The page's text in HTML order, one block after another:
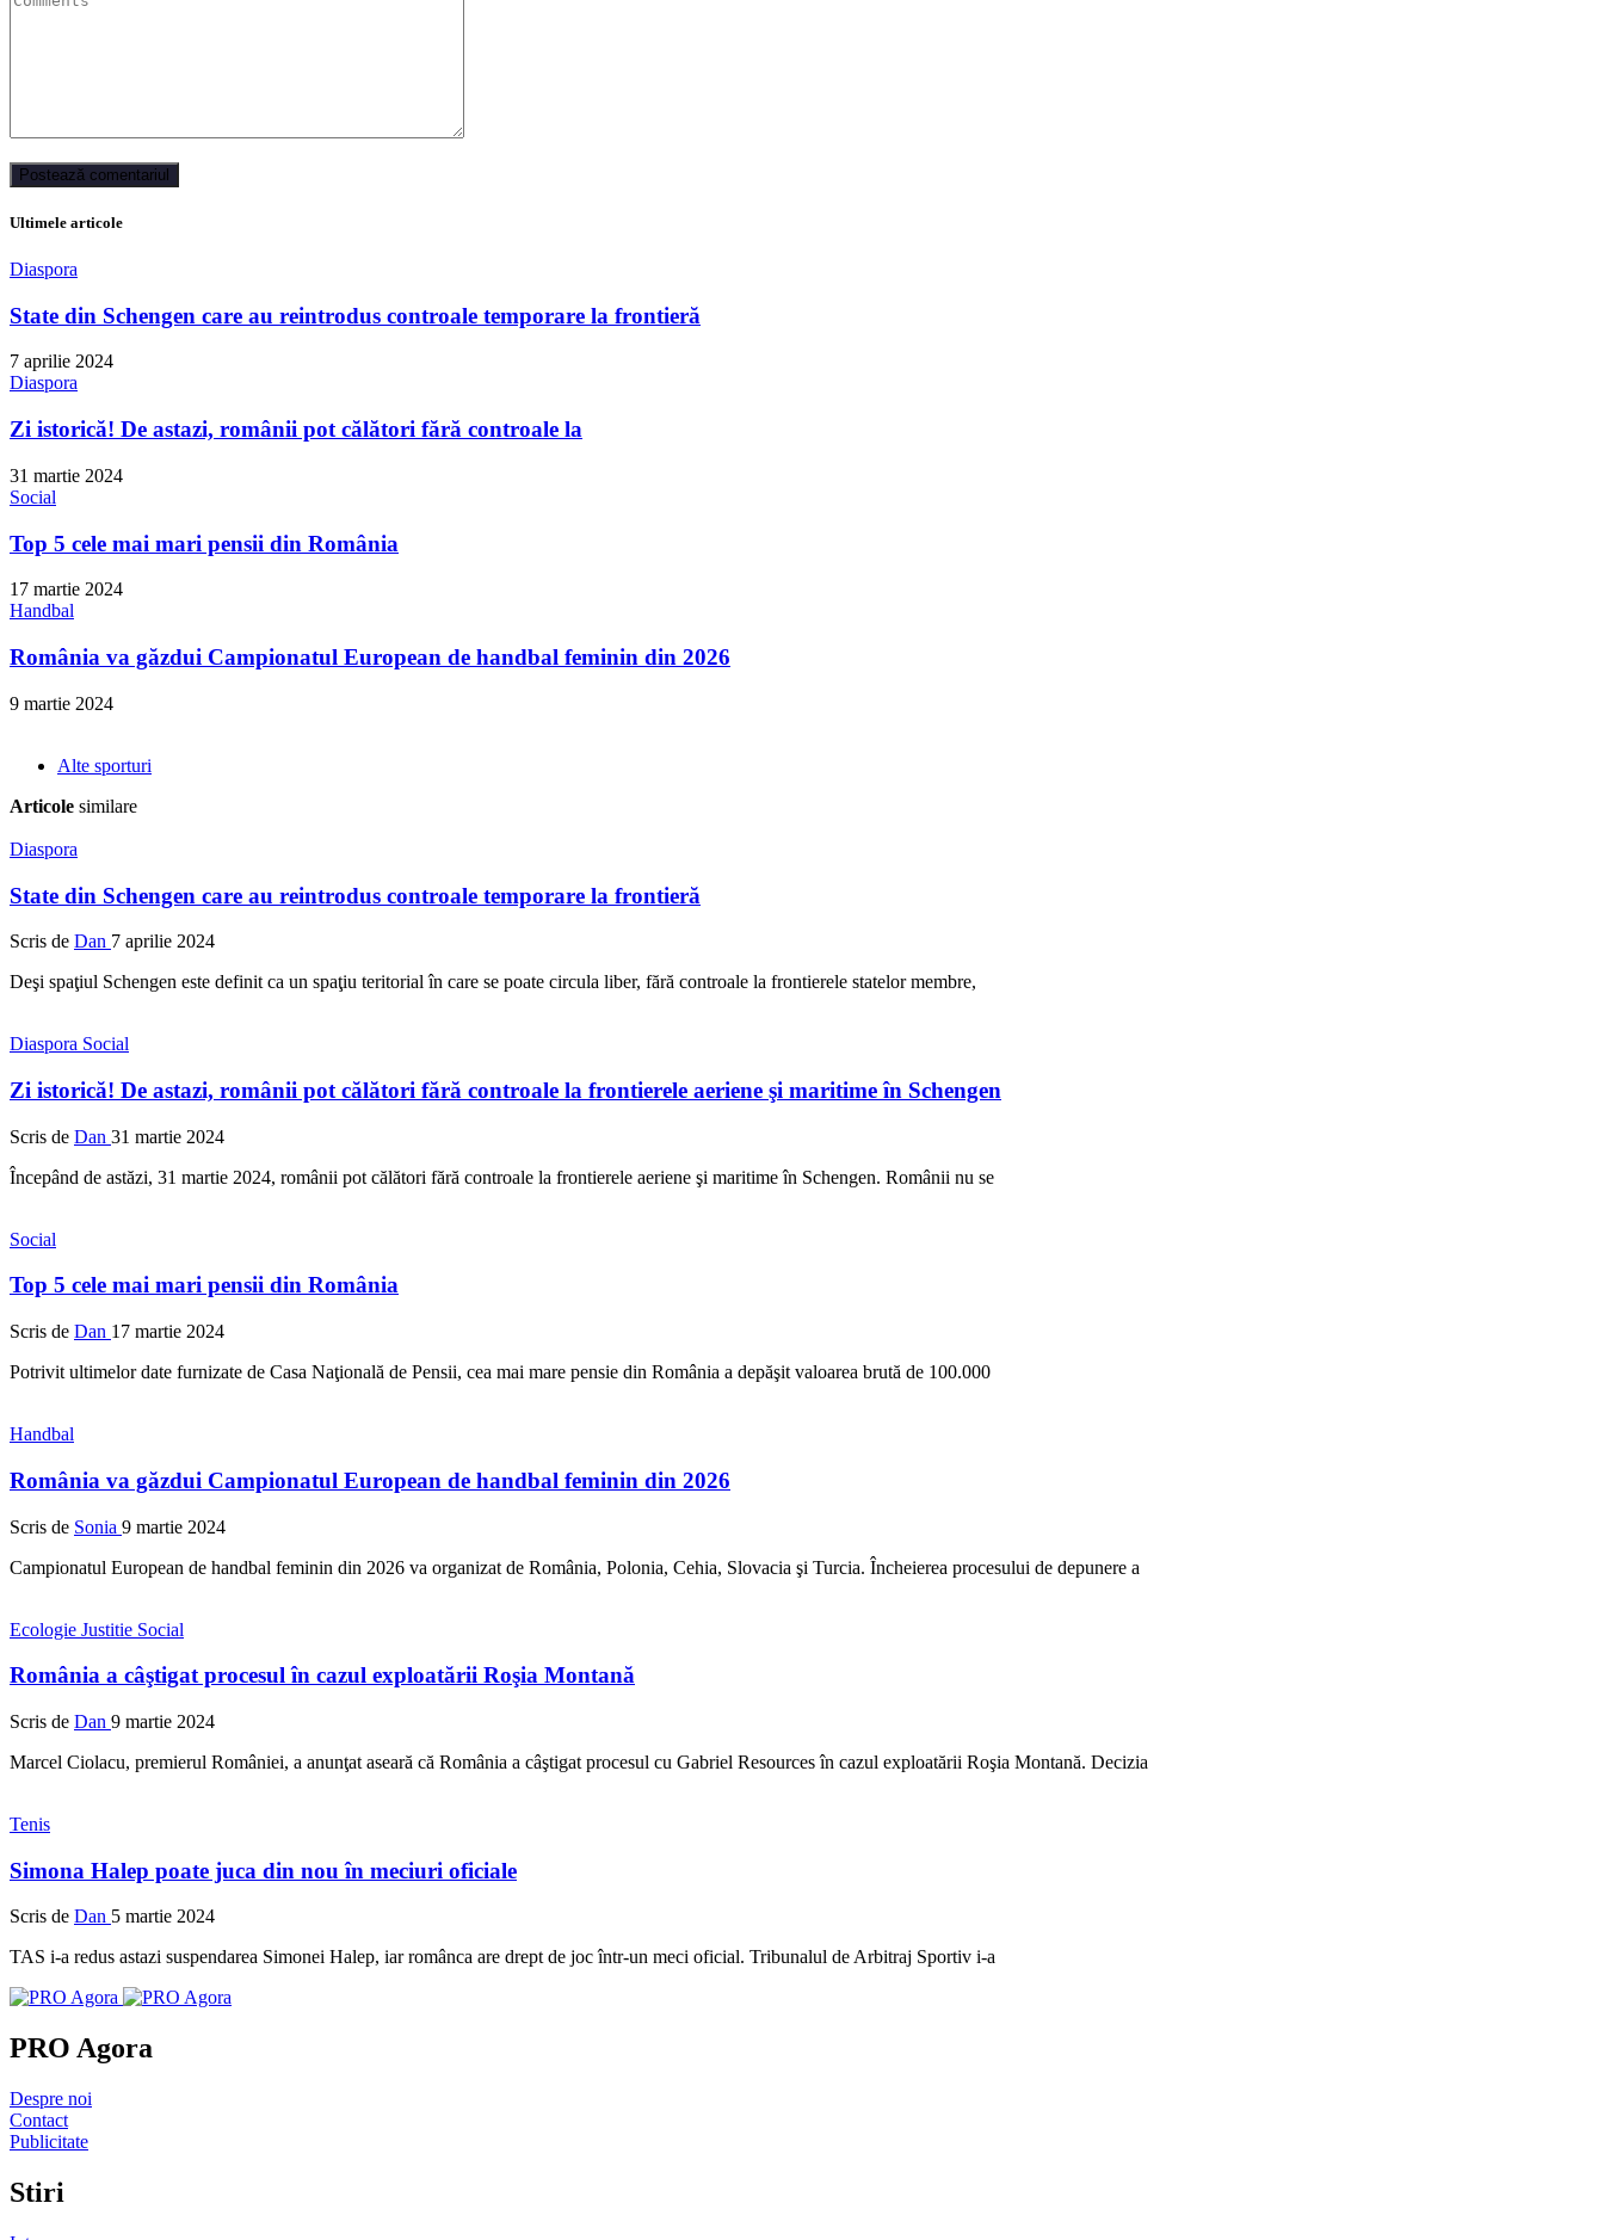
Ultimele articole
Diaspora
State din Schengen care au reintrodus controale temporare la frontieră
7 aprilie 2024
Diaspora
Zi istorică! De astazi, românii pot călători fără controale la
31 martie 2024
Social
Top 5 cele mai mari pensii din România
17 martie 2024
Handbal
România va găzdui Campionatul European de handbal feminin din 2026
9 martie 2024
Alte sporturi
Articole similare
Diaspora
State din Schengen care au reintrodus controale temporare la frontieră
Scris de Dan 7 aprilie 2024
Deşi spaţiul Schengen este definit ca un spaţiu teritorial în care se poate circula liber, fără controale la frontierele statelor membre,
Diaspora Social
Zi istorică! De astazi, românii pot călători fără controale la frontierele aeriene şi maritime în Schengen
Scris de Dan 31 martie 2024
Începând de astăzi, 31 martie 2024, românii pot călători fără controale la frontierele aeriene şi maritime în Schengen. Românii nu se
Social
Top 5 cele mai mari pensii din România
Scris de Dan 17 martie 2024
Potrivit ultimelor date furnizate de Casa Naţională de Pensii, cea mai mare pensie din România a depăşit valoarea brută de 100.000
Handbal
România va găzdui Campionatul European de handbal feminin din 2026
Scris de Sonia 9 martie 2024
Campionatul European de handbal feminin din 2026 va organizat de România, Polonia, Cehia, Slovacia şi Turcia. Încheierea procesului de depunere a
Ecologie Justitie Social
România a câştigat procesul în cazul exploatării Roşia Montană
Scris de Dan 9 martie 2024
Marcel Ciolacu, premierul României, a anunţat aseară că România a câştigat procesul cu Gabriel Resources în cazul exploatării Roşia Montană. Decizia
Tenis
Simona Halep poate juca din nou în meciuri oficiale
Scris de Dan 5 martie 2024
TAS i-a redus astazi suspendarea Simonei Halep, iar românca are drept de joc într-un meci oficial. Tribunalul de Arbitraj Sportiv i-a
PRO Agora
Despre noi
Contact
Publicitate
Stiri